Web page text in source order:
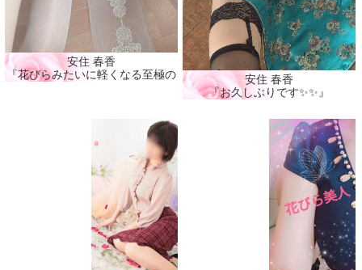
安住 春香
『花びらみたいに軽くなる至極の癒し🩷』
安住 春香
『お久しぶりです✨✨』